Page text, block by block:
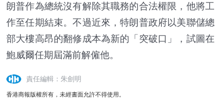
朗普作為總統沒有解除其職務的合法權限，他將工
作至任期結束。不過近來，特朗普政府以美聯儲總
部大樓高昂的翻修成本為新的「突破口」，試圖在
鮑威爾任期屆滿前解僱他。
責任編輯：朱劍明
香港商報版權所有，未經書面允許不得使用。